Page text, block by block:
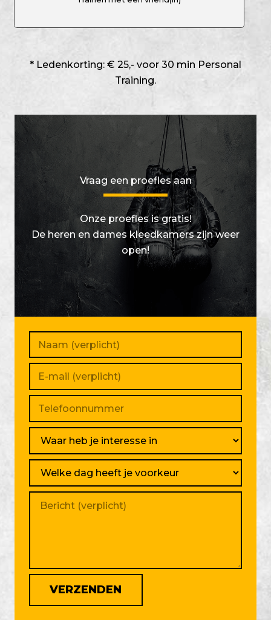
* Ledenkorting: € 25,- voor 30 min Personal
Training.
Vraag een proefles aan
Onze proefles is gratis!
De heren en dames kleedkamers zijn weer
open!